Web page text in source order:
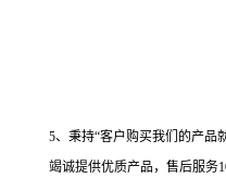
5、秉持“客户购买我们的产品
竭诚提供优质产品，售后服务